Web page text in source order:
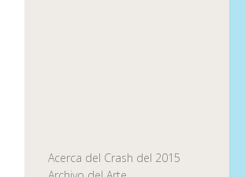
Acerca del Crash del 2015